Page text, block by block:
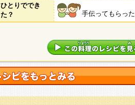
ひとりででき
た？
手伝ってもらった